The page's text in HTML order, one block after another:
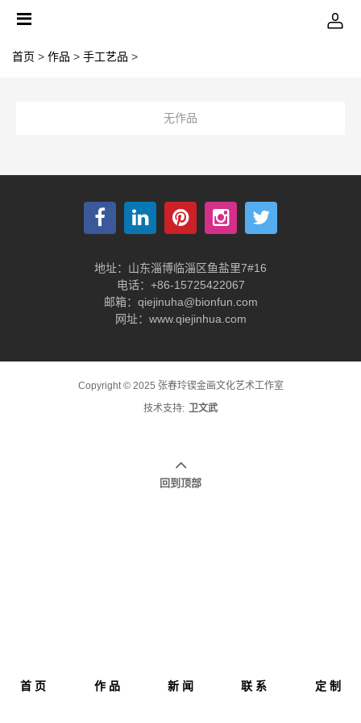
首页 > 作品 > 手工艺品 >
无作品
地址：山东淄博临淄区鱼盐里7#16
电话：+86-15725422067
邮箱：qiejinuha@bionfun.com
网址：www.qiejinhua.com
首 页 作 品 新 闻 联 系 定 制
Copyright © 2025 张春玲锲金画文化艺术工作室
技术支持: 卫文武
回到顶部